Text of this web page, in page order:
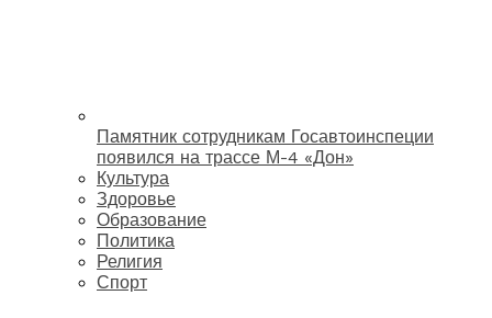
Памятник сотрудникам Госавтоинспеции
появился на трассе М-4 «Дон»
Культура
Здоровье
Образование
Политика
Религия
Спорт